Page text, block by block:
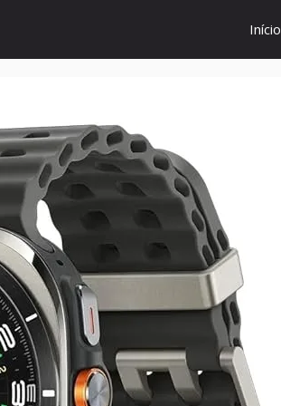
Início